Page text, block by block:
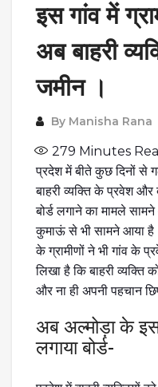
इस गांव में
अब बाहरी
जमीन ।
By Manisha Rana
279 Minutes
प्रदेश में बीते कुछ दिनों से
बाहरी व्यक्ति के प्रवेश और
बोर्ड लगाने का मामले
कुमाऊं से भी सामने आया
के ग्रामीणों ने भी गांव के
लिखा है कि बाहरी व्यक्ति
और ना ही अपनी पहचान
अब अल्मोड़ा के इस
लगाया बोर्ड-